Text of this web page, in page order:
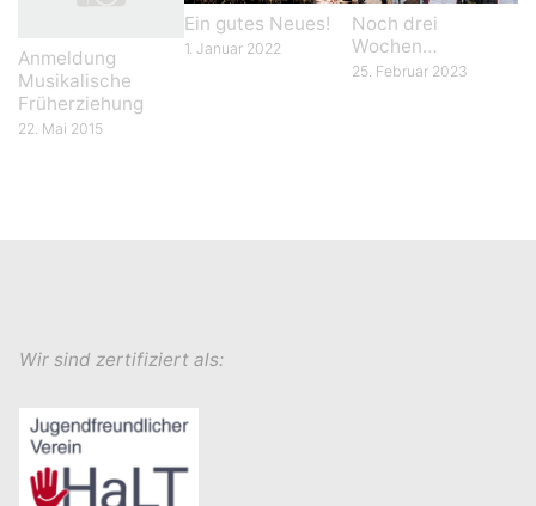
Anmeldung
Musikalische
Früherziehung
22. Mai 2015
Ein gutes Neues!
1. Januar 2022
Noch drei
Wochen…
25. Februar 2023
Wir sind zertifiziert als: